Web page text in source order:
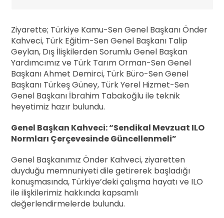
Ziyarette; Türkiye Kamu-Sen Genel Başkanı Önder
Kahveci, Türk Eğitim-Sen Genel Başkanı Talip
Geylan, Dış İlişkilerden Sorumlu Genel Başkan
Yardımcımız ve Türk Tarım Orman-Sen Genel
Başkanı Ahmet Demirci, Türk Büro-Sen Genel
Başkanı Türkeş Güney, Türk Yerel Hizmet-Sen
Genel Başkanı İbrahim Tabakoğlu ile teknik
heyetimiz hazır bulundu.
Genel Başkan Kahveci: “Sendikal Mevzuat ILO
Normları Çerçevesinde Güncellenmeli”
Genel Başkanımız Önder Kahveci, ziyaretten
duyduğu memnuniyeti dile getirerek başladığı
konuşmasında, Türkiye’deki çalışma hayatı ve ILO
ile ilişkilerimiz hakkında kapsamlı
değerlendirmelerde bulundu.